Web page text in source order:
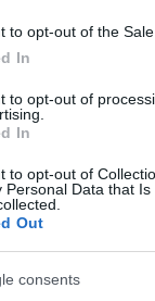
to opt-out of the
In
to opt-out of
In
to opt-out of
Personal Data that
Out
consents